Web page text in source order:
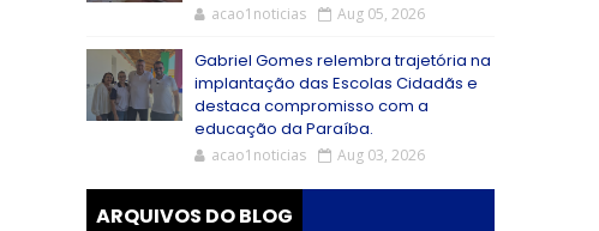
acao1noticias Aug 05, 2026
Gabriel Gomes relembra trajetória na
implantação das Escolas Cidadãs e
destaca compromisso com a
educação da Paraíba.
acao1noticias Aug 03, 2026
ARQUIVOS DO BLOG